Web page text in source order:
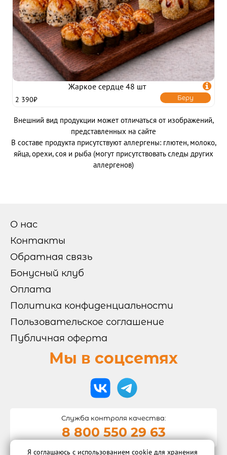
Жаркое сердце 48 шт 
2 390₽ Беру
Внешний вид продукции может отличаться от изображений,
представленных на сайте
В составе продукта присутствуют аллергены: глютен, молоко,
яйца, орехи, соя и рыба (могут присутствовать следы других
аллергенов)
О нас
Контакты
Обратная связь
Бонусный клуб
Оплата
Политика конфиденциальности
Пользовательское соглашение
Публичная оферта
Мы в соцсетях
Служба контроля качества:
8 800 550 29 63
Я соглашаюсь с использованием cookie для хранения